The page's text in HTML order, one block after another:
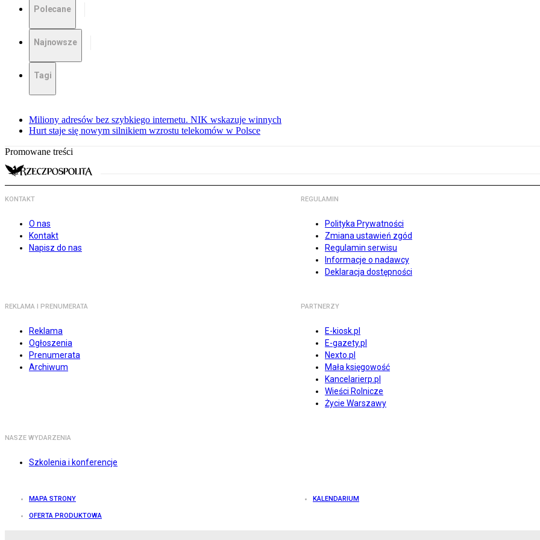
Polecane
Najnowsze
Tagi
Miliony adresów bez szybkiego internetu. NIK wskazuje winnych
Hurt staje się nowym silnikiem wzrostu telekomów w Polsce
Promowane treści
KONTAKT
O nas
Kontakt
Napisz do nas
REGULAMIN
Polityka Prywatności
Zmiana ustawień zgód
Regulamin serwisu
Informacje o nadawcy
Deklaracja dostępności
REKLAMA I PRENUMERATA
Reklama
Ogłoszenia
Prenumerata
Archiwum
PARTNERZY
E-kiosk.pl
E-gazety.pl
Nexto.pl
Mała księgowość
Kancelarierp.pl
Wieści Rolnicze
Życie Warszawy
NASZE WYDARZENIA
Szkolenia i konferencje
MAPA STRONY KALENDARIUM
OFERTA PRODUKTOWA